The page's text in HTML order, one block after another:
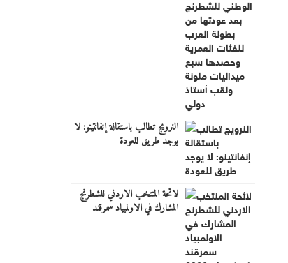
النرويج تطالب باستقالة إنفانتينو: لا
يوجد طريق للعودة
لائحة المنتخب الاردني للشطرنج
المشارك في الاولمبياد سمرقند